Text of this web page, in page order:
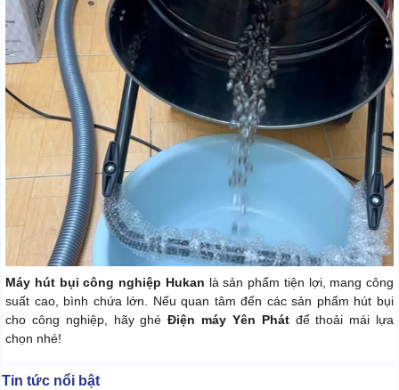
Máy hút bụi công nghiệp Hukan là sản phẩm tiện lợi, mang công
suất cao, bình chứa lớn. Nếu quan tâm đến các sản phẩm hút bụi
cho công nghiệp, hãy ghéĐiện máy Yên Phátđể thoải mái lựa
chọn nhé!
Tin tức nổi bật